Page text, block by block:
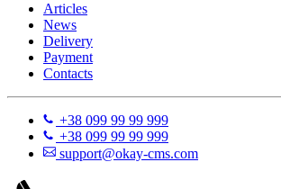
Articles
News
Delivery
Payment
Contacts
+38 099 99 99 999
+38 099 99 99 999
support@okay-cms.com